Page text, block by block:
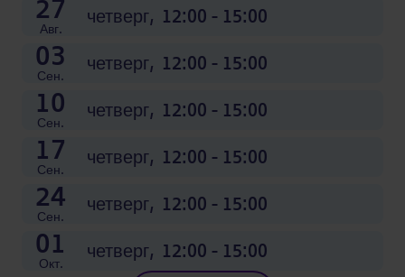
Авг. четверг, 12:00 - 15:00
03
Сен. четверг, 12:00 - 15:00
10
Сен. четверг, 12:00 - 15:00
17
Сен. четверг, 12:00 - 15:00
24
Сен. четверг, 12:00 - 15:00
01
Окт. четверг, 12:00 - 15:00